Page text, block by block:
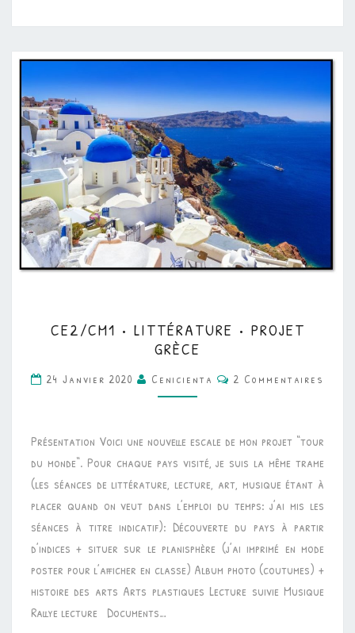
•
LITTÉRATURE
•
PROJET
CE2/CM1 • LITTÉRATURE • PROJET
GRÈCE
24 Janvier 2020 Cenicienta Commentaires
2 Commentaires
Présentation Voici une nouvelle escale de mon projet “tour
du monde“. Pour chaque pays visité, je suis la même trame
(les séances de littérature, lecture, art, musique étant à
placer quand on veut dans l’emploi du temps: j’ai mis les
séances à titre indicatif): Découverte du pays à partir
d’indices + situer sur le planisphère (j’ai imprimé en mode
poster pour l’afficher en classe) Album photo (coutumes) +
histoire des arts Arts plastiques Lecture suivie Musique
Rallye lecture Documents…